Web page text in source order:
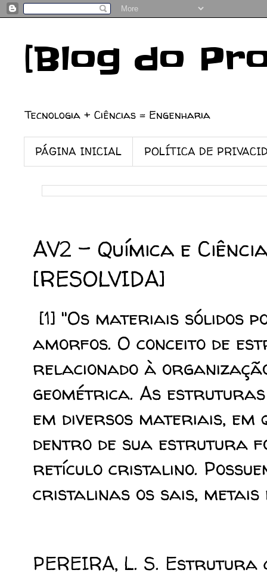
[Blog do
Tecnologia + Ciências = Engenharia
PÁGINA INICIAL POLÍTICA DE
AV2 - Química e
[RESOLVIDA]
[1] "Os materiais sólidos
amorfos. O conceito de
relacionado à
geométrica. As
em diversos materiais, em
dentro de sua estrutura
retículo cristalino.
cristalinas os sais,
PEREIRA, L. S. Estrutura